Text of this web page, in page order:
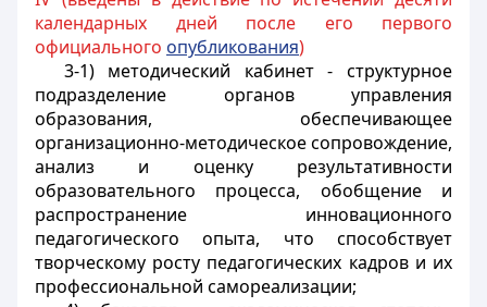
календарных дней после его первого
официального опубликования)
3-1) методический кабинет - структурное
подразделение органов управления
образования, обеспечивающее
организационно-методическое сопровождение,
анализ и оценку результативности
образовательного процесса, обобщение и
распространение инновационного
педагогического опыта, что способствует
творческому росту педагогических кадров и их
профессиональной самореализации;